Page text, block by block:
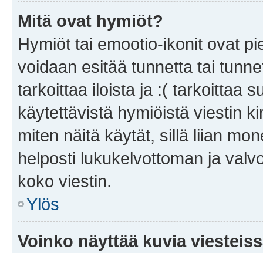
Mitä ovat hymiöt?
Hymiöt tai emootio-ikonit ovat
voidaan esitää tunnetta tai
tarkoittaa iloista ja :( tarkoittaa
käytettävistä hymiöistä viestin
miten näitä käytät, sillä liian
helposti lukukelvottoman ja
koko viestin.
Ylös
Voinko näyttää kuvia